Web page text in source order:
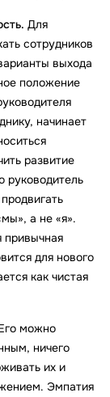
Для
сотрудников
выхода
положение
начинает
развитие
руководитель
а не «я».
привычная
для нового
как чистая
можно
ничего
их и
Эмпатия